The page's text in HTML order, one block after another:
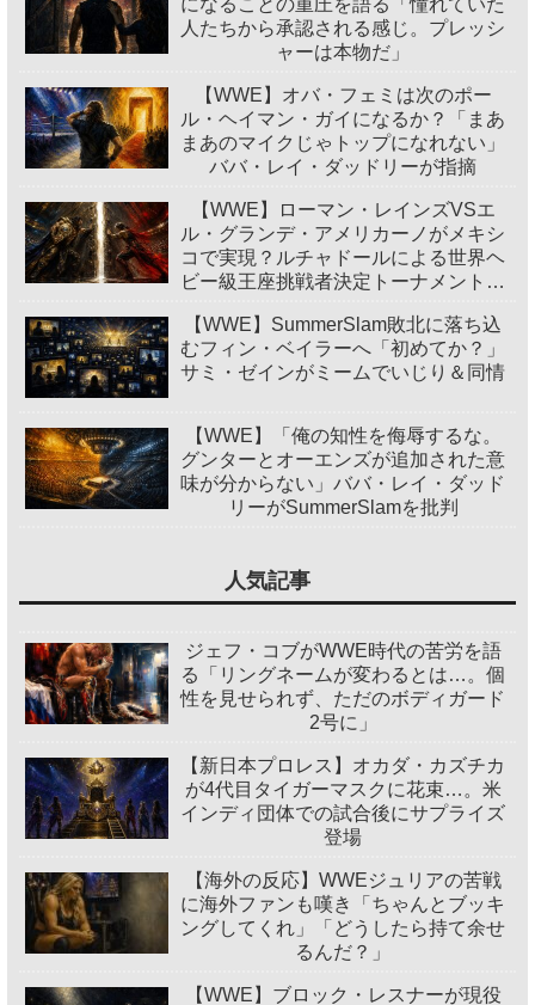
になることの重圧を語る「憧れていた
人たちから承認される感じ。プレッシ
ャーは本物だ」
【WWE】オバ・フェミは次のポー
ル・ヘイマン・ガイになるか？「まあ
まあのマイクじゃトップになれない」
ババ・レイ・ダッドリーが指摘
【WWE】ローマン・レインズVSエ
ル・グランデ・アメリカーノがメキシ
コで実現？ルチャドールによる世界ヘ
ビー級王座挑戦者決定トーナメント開
【WWE】SummerSlam敗北に落ち込
むフィン・ベイラーへ「初めてか？」
サミ・ゼインがミームでいじり＆同情
【WWE】「俺の知性を侮辱するな。
グンターとオーエンズが追加された意
味が分からない」ババ・レイ・ダッド
リーがSummerSlamを批判
人気記事
ジェフ・コブがWWE時代の苦労を語
る「リングネームが変わるとは…。個
性を見せられず、ただのボディガード
2号に」
【新日本プロレス】オカダ・カズチカ
が4代目タイガーマスクに花束…。米
インディ団体での試合後にサプライズ
登場
【海外の反応】WWEジュリアの苦戦
に海外ファンも嘆き「ちゃんとブッキ
ングしてくれ」「どうしたら持て余せ
るんだ？」
【WWE】ブロック・レスナーが現役